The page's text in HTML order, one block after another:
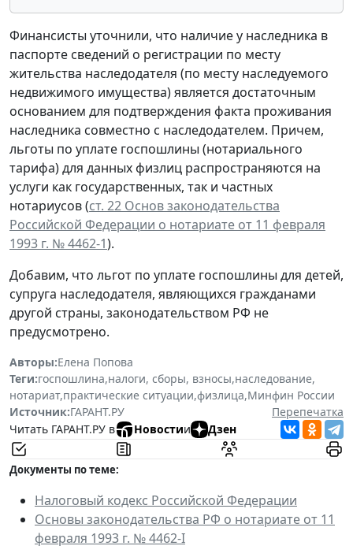
Финансисты уточнили, что наличие у наследника в
паспорте сведений о регистрации по месту
жительства наследодателя (по месту наследуемого
недвижимого имущества) является достаточным
основанием для подтверждения факта проживания
наследника совместно с наследодателем. Причем,
льготы по уплате госпошлины (нотариального
тарифа) для данных физлиц распространяются на
услуги как государственных, так и частных
нотариусов (ст. 22 Основ законодательства
Российской Федерации о нотариате от 11 февраля
1993 г. № 4462-1).
Добавим, что льгот по уплате госпошлины для детей,
супруга наследодателя, являющихся гражданами
другой страны, законодательством РФ не
предусмотрено.
Авторы:Елена Попова
Теги:госпошлина,налоги, сборы, взносы,наследование,
нотариат,практические ситуации,физлица,Минфин России
Источник:ГАРАНТ.РУ
Перепечатка
Читать ГАРАНТ.РУ в
Новостии Дзен
Документы по теме:
Налоговый кодекс Российской Федерации
Основы законодательства РФ о нотариате от 11
февраля 1993 г. № 4462-I